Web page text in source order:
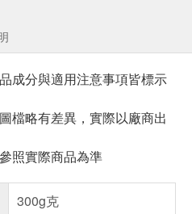
成分與適用注意事項皆標示
檔略有差異，實際以廠商出
照實際商品為準
300g克